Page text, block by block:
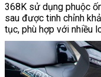
368K sử dụng phuộc
sau được tinh chỉnh
tục, phù hợp với nhiều